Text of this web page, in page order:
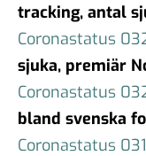
tracking, antal
Coronastatus
sjuka, premiär
Coronastatus
bland svenska
Coronastatus